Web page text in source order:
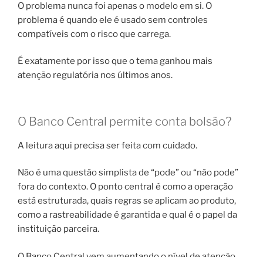
O problema nunca foi apenas o modelo em si. O
problema é quando ele é usado sem controles
compatíveis com o risco que carrega.
É exatamente por isso que o tema ganhou mais
atenção regulatória nos últimos anos.
O Banco Central permite conta bolsão?
A leitura aqui precisa ser feita com cuidado.
Não é uma questão simplista de “pode” ou “não pode”
fora do contexto. O ponto central é como a operação
está estruturada, quais regras se aplicam ao produto,
como a rastreabilidade é garantida e qual é o papel da
instituição parceira.